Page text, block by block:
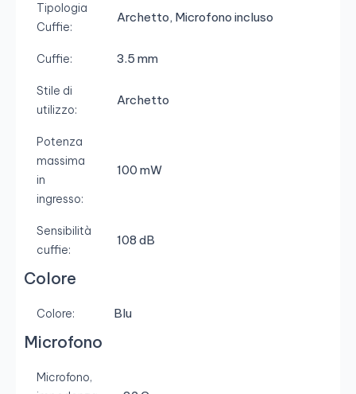
Tipologia
Cuffie:
Archetto, Microfono incluso
Cuffie: 3.5 mm
Stile di
utilizzo:
Archetto
Potenza
massima
in
ingresso:
100 mW
Sensibilità
cuffie:
108 dB
Colore
Colore: Blu
Microfono
Microfono,